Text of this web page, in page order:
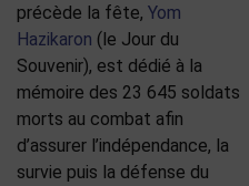
précède la fête, Yom
Hazikaron (le Jour du
Souvenir), est dédié à la
mémoire des 23 645 soldats
morts au combat afin
d’assurer l’indépendance, la
survie puis la défense du